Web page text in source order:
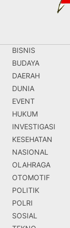
BISNIS
BUDAYA
DAERAH
DUNIA
EVENT
HUKUM
INVESTIGASI
KESEHATAN
NASIONAL
OLAHRAGA
OTOMOTIF
POLITIK
POLRI
SOSIAL